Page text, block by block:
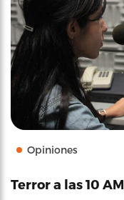
Opiniones
Terror a las 10 AM